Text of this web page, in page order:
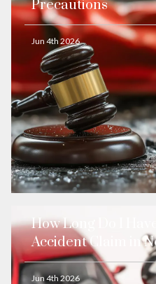
Precautions
Jun 4th 2026
How Long Do I
Accident Claim in
Jun 4th 2026